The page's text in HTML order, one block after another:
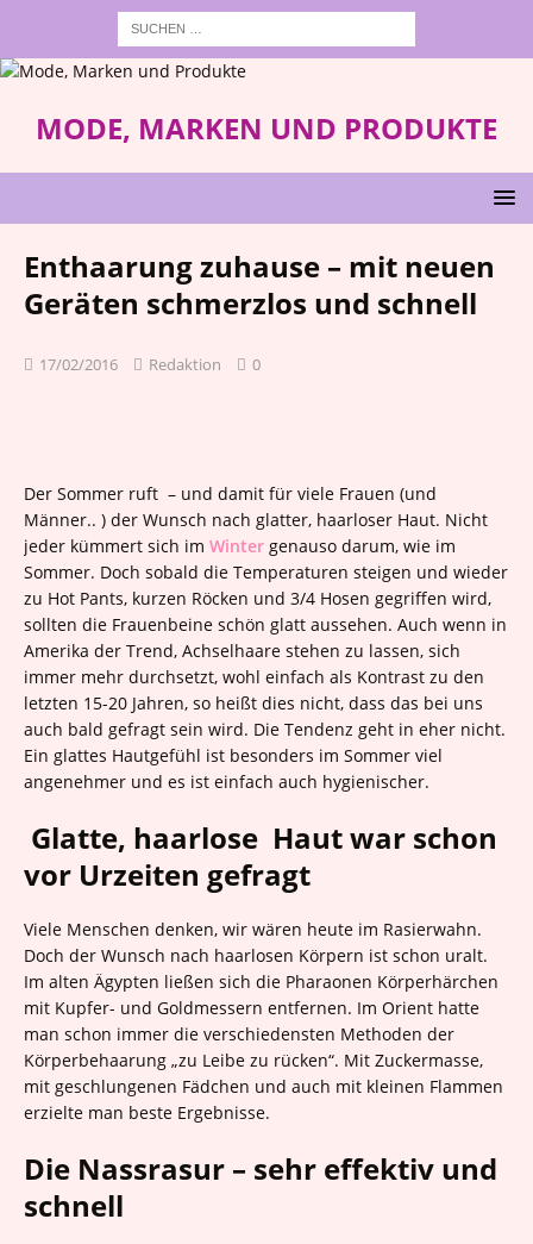
MODE, MARKEN UND PRODUKTE
Enthaarung zuhause – mit neuen
Geräten schmerzlos und schnell
17/02/2016 Redaktion 0
Der Sommer ruft – und damit für viele Frauen (und
Männer.. ) der Wunsch nach glatter, haarloser Haut. Nicht
jeder kümmert sich im Winter genauso darum, wie im
Sommer. Doch sobald die Temperaturen steigen und wieder
zu Hot Pants, kurzen Röcken und 3/4 Hosen gegriffen wird,
sollten die Frauenbeine schön glatt aussehen. Auch wenn in
Amerika der Trend, Achselhaare stehen zu lassen, sich
immer mehr durchsetzt, wohl einfach als Kontrast zu den
letzten 15-20 Jahren, so heißt dies nicht, dass das bei uns
auch bald gefragt sein wird. Die Tendenz geht in eher nicht.
Ein glattes Hautgefühl ist besonders im Sommer viel
angenehmer und es ist einfach auch hygienischer.
Glatte, haarlose Haut war schon
vor Urzeiten gefragt
Viele Menschen denken, wir wären heute im Rasierwahn.
Doch der Wunsch nach haarlosen Körpern ist schon uralt.
Im alten Ägypten ließen sich die Pharaonen Körperhärchen
mit Kupfer- und Goldmessern entfernen. Im Orient hatte
man schon immer die verschiedensten Methoden der
Körperbehaarung „zu Leibe zu rücken“. Mit Zuckermasse,
mit geschlungenen Fädchen und auch mit kleinen Flammen
erzielte man beste Ergebnisse.
Die Nassrasur – sehr effektiv und
schnell